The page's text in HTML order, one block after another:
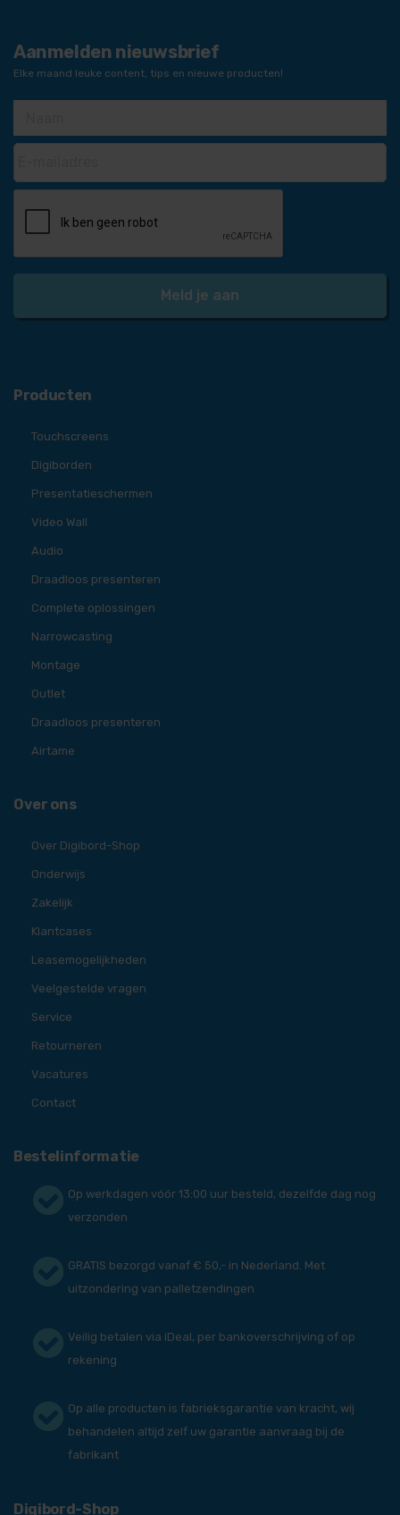
Aanmelden nieuwsbrief
Elke maand leuke content, tips en nieuwe producten!
Producten
Touchscreens
Digiborden
Presentatieschermen
Video Wall
Audio
Draadloos presenteren
Complete oplossingen
Narrowcasting
Montage
Outlet
Draadloos presenteren
Airtame
Over ons
Over Digibord-Shop
Onderwijs
Zakelijk
Klantcases
Leasemogelijkheden
Veelgestelde vragen
Service
Retourneren
Vacatures
Contact
Bestelinformatie
Op werkdagen vóór 13:00 uur besteld, dezelfde dag nog
verzonden
GRATIS bezorgd vanaf € 50,- in Nederland. Met
uitzondering van palletzendingen
Veilig betalen via iDeal, per bankoverschrijving of op
rekening
Op alle producten is fabrieksgarantie van kracht, wij
behandelen altijd zelf uw garantie aanvraag bij de
fabrikant
Digibord-Shop